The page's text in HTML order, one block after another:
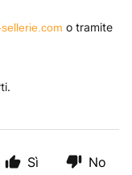
o tramite
Sì No